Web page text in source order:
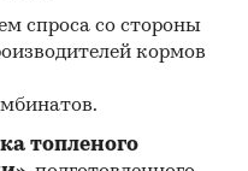
ключевых
деятельности
спроса со стороны
кормов
топленого